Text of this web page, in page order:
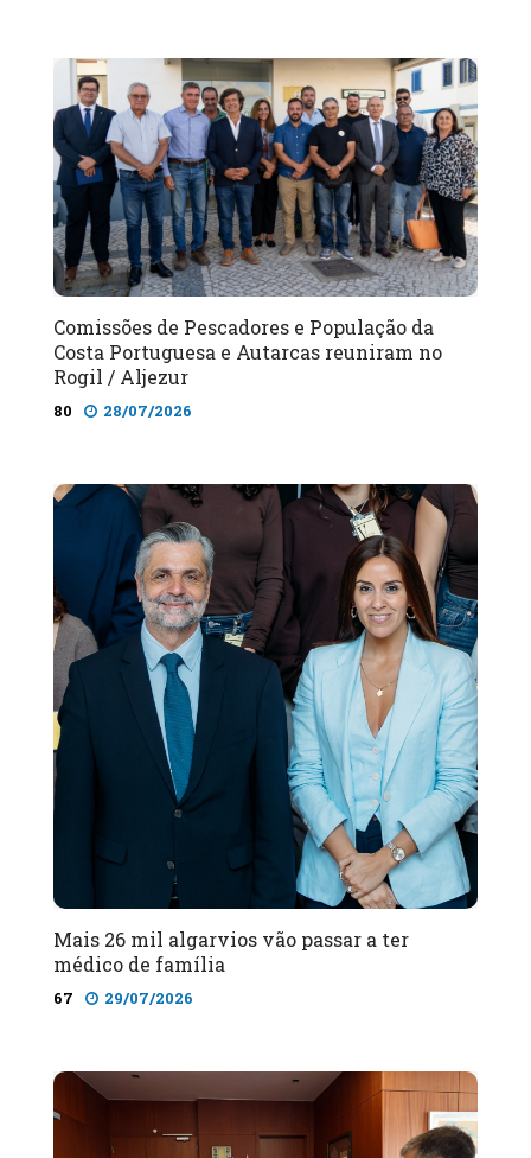
Comissões de Pescadores e População da
Costa Portuguesa e Autarcas reuniram no
Rogil / Aljezur
80 28/07/2026
Mais 26 mil algarvios vão passar a ter
médico de família
67 29/07/2026